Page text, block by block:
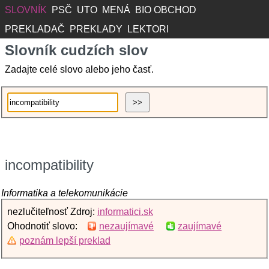
SLOVNÍK PSČ UTO MENÁ
BIO OBCHOD
PREKLADAČ
PREKLADY LEKTORI
Slovník cudzích slov
Zadajte celé slovo alebo jeho časť.
incompatibility
Informatika a telekomunikácie
nezlučiteľnosť Zdroj: informatici.sk
Ohodnotiť slovo:
nezaujímavé
zaujímavé
poznám lepší preklad